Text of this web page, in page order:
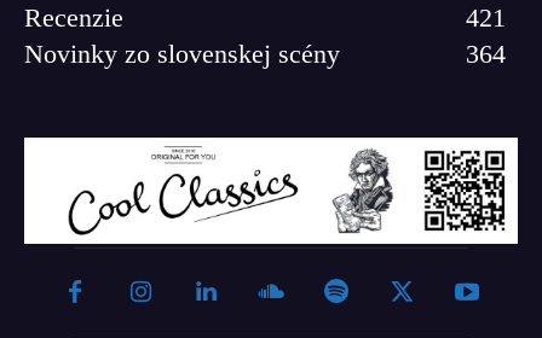
Recenzie
421
Novinky zo slovenskej scény
364